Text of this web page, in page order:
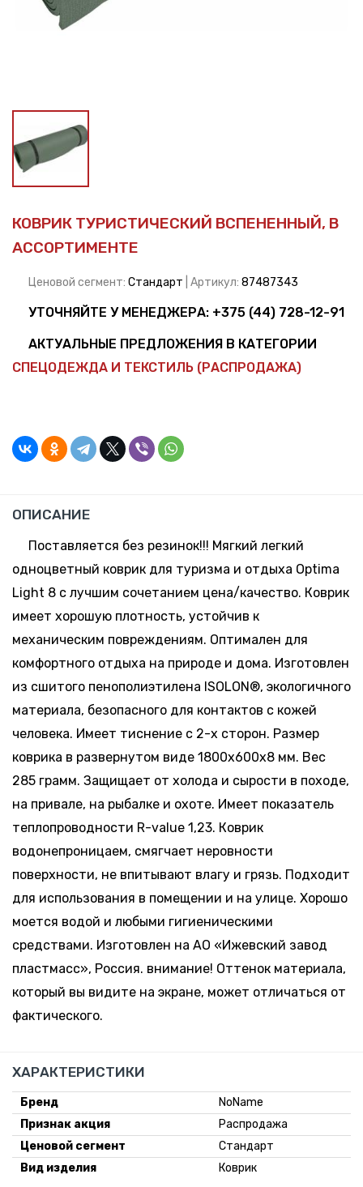
КОВРИК ТУРИСТИЧЕСКИЙ ВСПЕНЕННЫЙ, В
АССОРТИМЕНТЕ
Ценовой сегмент: Стандарт | Артикул: 87487343
УТОЧНЯЙТЕ У МЕНЕДЖЕРА: +375 (44) 728-12-91
АКТУАЛЬНЫЕ ПРЕДЛОЖЕНИЯ В КАТЕГОРИИ
СПЕЦОДЕЖДА И ТЕКСТИЛЬ (РАСПРОДАЖА)
ОПИСАНИЕ
Поставляется без резинок!!! Мягкий легкий
одноцветный коврик для туризма и отдыха Optima
Light 8 с лучшим сочетанием цена/качество. Коврик
имеет хорошую плотность, устойчив к
механическим повреждениям. Оптимален для
комфортного отдыха на природе и дома. Изготовлен
из сшитого пенополиэтилена ISOLON®, экологичного
материала, безопасного для контактов с кожей
человека. Имеет тиснение с 2-х сторон. Размер
коврика в развернутом виде 1800х600х8 мм. Вес
285 грамм. Защищает от холода и сырости в походе,
на привале, на рыбалке и охоте. Имеет показатель
теплопроводности R-value 1,23. Коврик
водонепроницаем, смягчает неровности
поверхности, не впитывают влагу и грязь. Подходит
для использования в помещении и на улице. Хорошо
моется водой и любыми гигиеническими
средствами. Изготовлен на АО «Ижевский завод
пластмасс», Россия. внимание! Оттенок материала,
который вы видите на экране, может отличаться от
фактического.
ХАРАКТЕРИСТИКИ
Бренд
NoName
Признак акция
Распродажа
Ценовой сегмент
Стандарт
Вид изделия
Коврик